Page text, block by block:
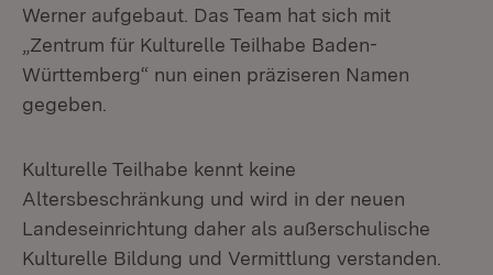
Werner aufgebaut. Das Team hat sich mit
„Zentrum für Kulturelle Teilhabe Baden-
Württemberg“ nun einen präziseren Namen
gegeben.
Kulturelle Teilhabe kennt keine
Altersbeschränkung und wird in der neuen
Landes­­einrichtung daher als außerschulische
Kulturelle Bildung und Vermittlung verstanden.